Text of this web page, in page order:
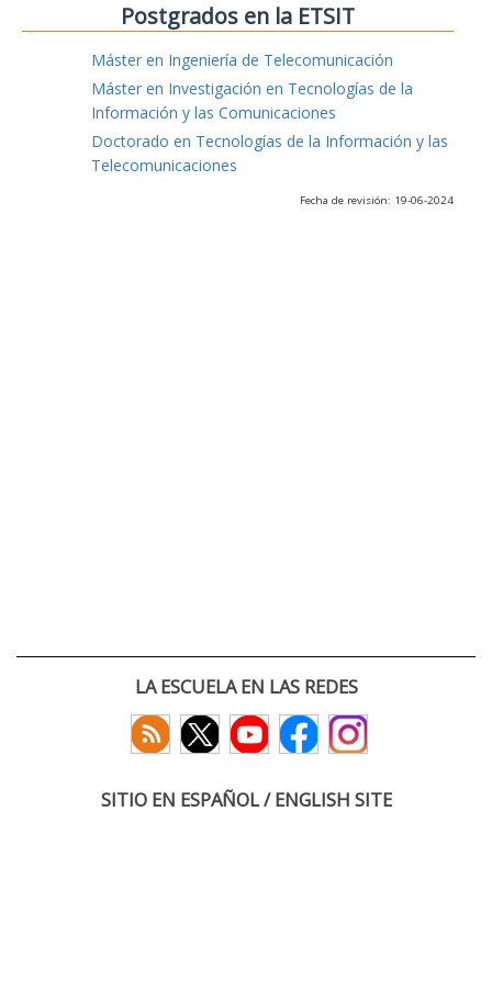
Postgrados en la ETSIT
Máster en Ingeniería de Telecomunicación
Máster en Investigación en Tecnologías de la
Información y las Comunicaciones
Doctorado en Tecnologías de la Información y las
Telecomunicaciones
Fecha de revisión: 19-06-2024
LA ESCUELA EN LAS REDES
SITIO EN ESPAÑOL / ENGLISH SITE